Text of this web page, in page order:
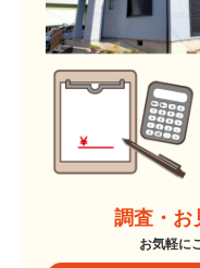
調査・お
お気軽に